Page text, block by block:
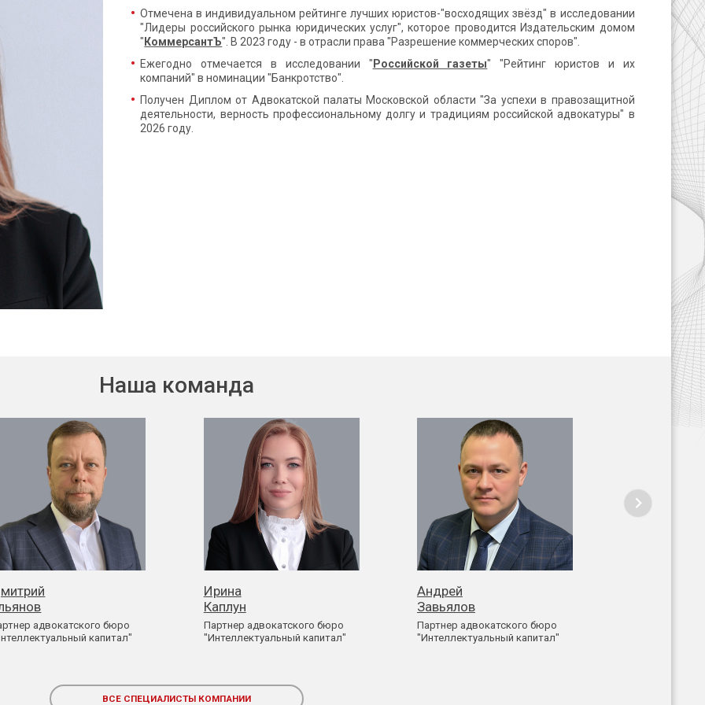
Отмечена в индивидуальном рейтинге лучших юристов-"восходящих звёзд" в исследовании
"Лидеры российского рынка юридических услуг", которое проводится Издательским домом
" КоммерсантЪ". В 2023 году - в отрасли права "Разрешение коммерческих споров".
Ежегодно отмечается в исследовании " Российской газеты" "Рейтинг юристов и их
компаний" в номинации "Банкротство".
Получен Диплом от Адвокатской палаты Московской области "За успехи в правозащитной
деятельности, верность профессиональному долгу и традициям российской адвокатуры" в
2026 году.
Наша команда
адвокатского бюро
капитал"
Ирина
Каплун
Партнер адвокатского бюро
"Интеллектуальный капитал"
Андрей
Завьялов
Партнер адвокатского бюро
"Интеллектуальный капитал"
ВСЕ СПЕЦИАЛИСТЫ КОМПАНИИ